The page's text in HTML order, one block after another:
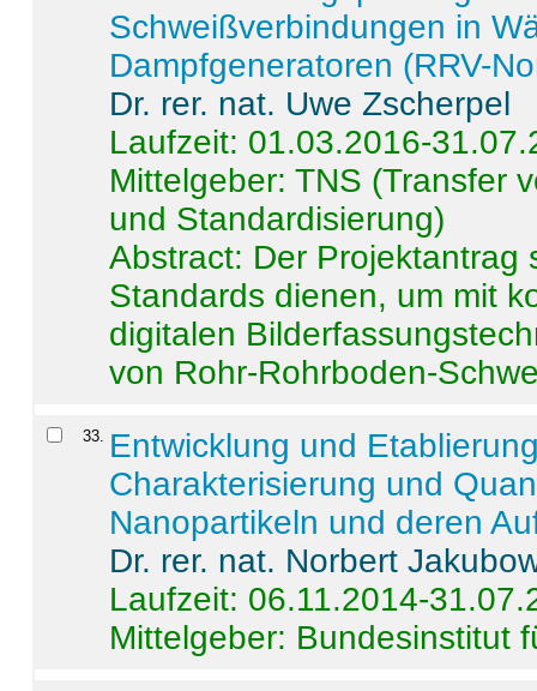
Schweißverbindungen in
Dampfgeneratoren (RRV-
Dr. rer. nat. Uwe Zscherpel
Laufzeit: 01.03.2016-
Mittelgeber: TNS (Transfer
und Standardisierung)
Abstract: Der Projektantrag
Standards dienen, um mit
digitalen
von Rohr-Rohrboden-
33. Entwicklung und
Charakterisierung und
Nanopartikeln und deren
Dr. rer. nat. Norbert
Laufzeit: 06.11.2014-
Mittelgeber: Bundesinstitut